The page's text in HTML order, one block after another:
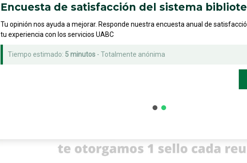
Encuesta de satisfacción del sistema
Tu opinión nos ayuda a mejorar. Responde nuestra encuesta anual de
tu experiencia con los servicios UABC
Tiempo estimado: 5 minutos - Totalmente anónima